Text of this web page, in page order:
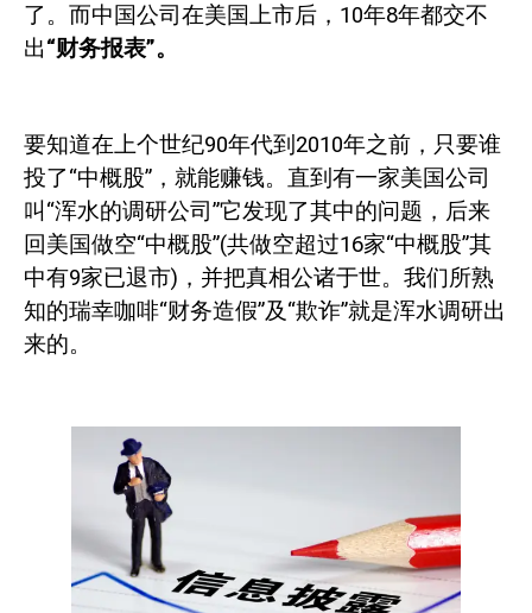
了。而中国公司在美国上市后， 10年8年都交不
出“财务报表”。
要知道在上个世纪90年代到 2010年之前，只要谁
投了“中概股”，就能赚钱。直到有一家美国公司
叫“浑水的调研公司”它发现了其中的问题，后来
回美国做空“中概股”(共做空超过16家“中概股”其
中有9家已退市) ，并把真相公诸于世。我们所熟
知的瑞幸咖啡“财务造假”及“欺诈”就是浑水调研出
来的。